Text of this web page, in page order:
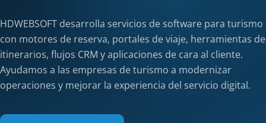
HDWEBSOFT desarrolla servicios de software para turismo
con motores de reserva, portales de viaje, herramientas de
itinerarios, flujos CRM y aplicaciones de cara al cliente.
Ayudamos a las empresas de turismo a modernizar
operaciones y mejorar la experiencia del servicio digital.